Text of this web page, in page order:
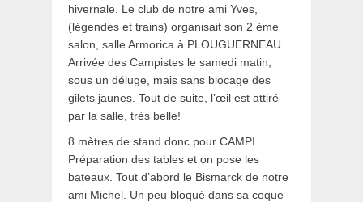
hivernale. Le club de notre ami Yves,
(légendes et trains) organisait son 2 ème
salon, salle Armorica à PLOUGUERNEAU.
Arrivée des Campistes le samedi matin,
sous un déluge, mais sans blocage des
gilets jaunes. Tout de suite, l’œil est attiré
par la salle, très belle!
8 mètres de stand donc pour CAMPI.
Préparation des tables et on pose les
bateaux. Tout d’abord le Bismarck de notre
ami Michel. Un peu bloqué dans sa coque